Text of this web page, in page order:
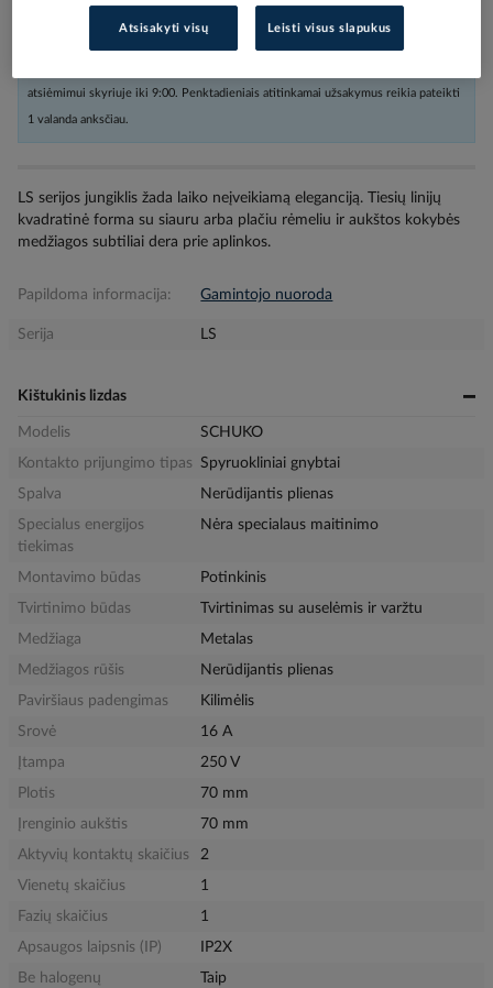
atsiėmimui skyriuje iki 9:00. Penktadieniais atitinkamai užsakymus reikia pateikti
1 valanda anksčiau.
LS serijos jungiklis žada laiko neįveikiamą eleganciją. Tiesių linijų
kvadratinė forma su siauru arba plačiu rėmeliu ir aukštos kokybės
medžiagos subtiliai dera prie aplinkos.
Papildoma informacija: Gamintojo nuoroda
Serija LS
Kištukinis lizdas
Modelis
SCHUKO
Kontakto prijungimo tipas Spyruokliniai gnybtai
Spalva
Nerūdijantis plienas
Specialus energijos
tiekimas
Nėra specialaus maitinimo
Montavimo būdas
Potinkinis
Tvirtinimo būdas
Tvirtinimas su auselėmis ir varžtu
Medžiaga
Metalas
Medžiagos rūšis
Nerūdijantis plienas
Paviršiaus padengimas
Kilimėlis
Srovė
16 A
Įtampa
250 V
Plotis
70 mm
Įrenginio aukštis
70 mm
Aktyvių kontaktų skaičius
2
Vienetų skaičius
1
Fazių skaičius
1
Apsaugos laipsnis (IP)
IP2X
Be halogenų
Taip
Atsisakyti visų Leisti visus slapukus